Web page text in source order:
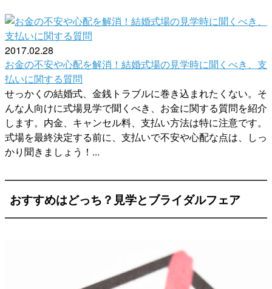
2017.02.28
お金の不安や心配を解消！結婚式場の見学時に聞くべき、支
払いに関する質問
せっかくの結婚式、金銭トラブルに巻き込まれたくない。そ
んな人向けに式場見学で聞くべき、お金に関する質問を紹介
します。内金、キャンセル料、支払い方法は特に注意です。
式場を最終決定する前に、支払いで不安や心配な点は、しっ
かり聞きましょう！...
おすすめはどっち？見学とブライダルフェア